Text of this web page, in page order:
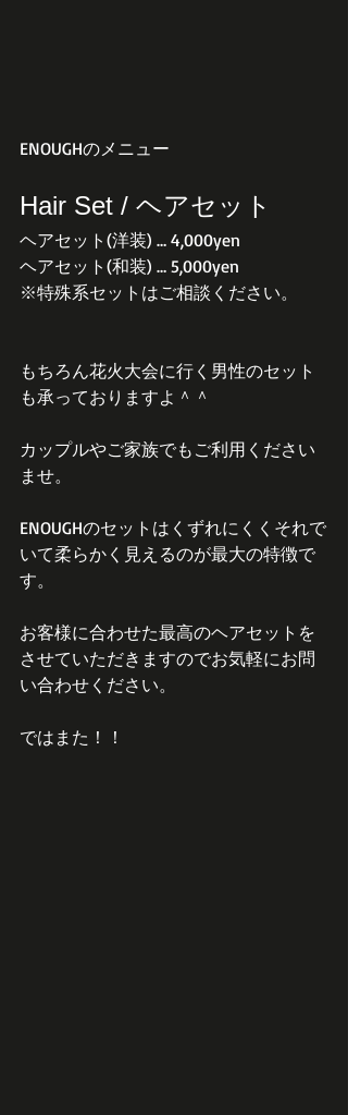
ENOUGHのメニュー
Hair Set / ヘアセット
ヘアセット(洋装) … 4,000yen
ヘアセット(和装) … 5,000yen
​※特殊系セットはご相談ください。
もちろん花火大会に行く男性のセット
も承っておりますよ＾＾
カップルやご家族でもご利用ください
ませ。
ENOUGHのセットはくずれにくくそれで
いて柔らかく見えるのが最大の特徴で
す。
お客様に合わせた最高のヘアセットを
させていただきますのでお気軽にお問
い合わせください。
ではまた！！